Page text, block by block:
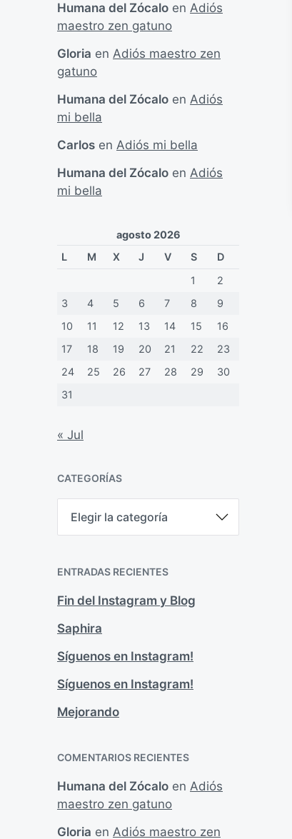
í
a
Humana del Zócalo en Adiós
maestro zen gatuno
Gloria en Adiós maestro zen
gatuno
Humana del Zócalo en Adiós
mi bella
Carlos en Adiós mi bella
Humana del Zócalo en Adiós
mi bella
agosto 2026
L
M X J V S
D
1
2
3
4 5 6 7 8
9
10
11 12 13 14 15
16
17
18 19 20 21 22
23
24
25 26 27 28 29
30
31
« Jul
CATEGORÍAS
t
o
í
a
s
ENTRADAS RECIENTES
Fin del Instagram y Blog
Saphira
Síguenos en Instagram!
Síguenos en Instagram!
Mejorando
COMENTARIOS RECIENTES
Humana del Zócalo en Adiós
maestro zen gatuno
Gloria en Adiós maestro zen